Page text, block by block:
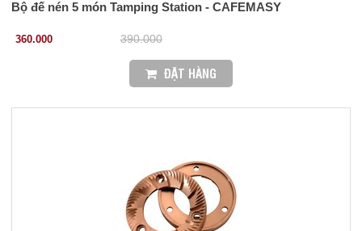
Bộ đế nén 5 món Tamping Station - CAFEMASY
360.000 390.000
ĐẶT HÀNG